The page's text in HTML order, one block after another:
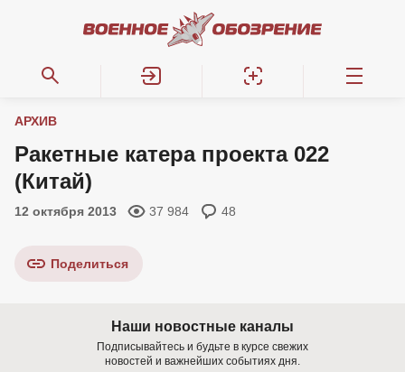
АРХИВ
Ракетные катера проекта 022
(Китай)
12 октября 2013 37 984 48
Поделиться
Наши новостные каналы
Подписывайтесь и будьте в курсе свежих
новостей и важнейших событиях дня.